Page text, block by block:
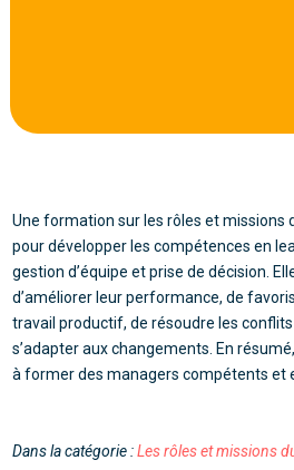
Une formation sur les rôles et missions
pour développer les compétences en
gestion d’équipe et prise de décision.
d’améliorer leur performance, de
travail productif, de résoudre les
s’adapter aux changements. En
à former des managers compétents et
Dans la catégorie :Les rôles et missions